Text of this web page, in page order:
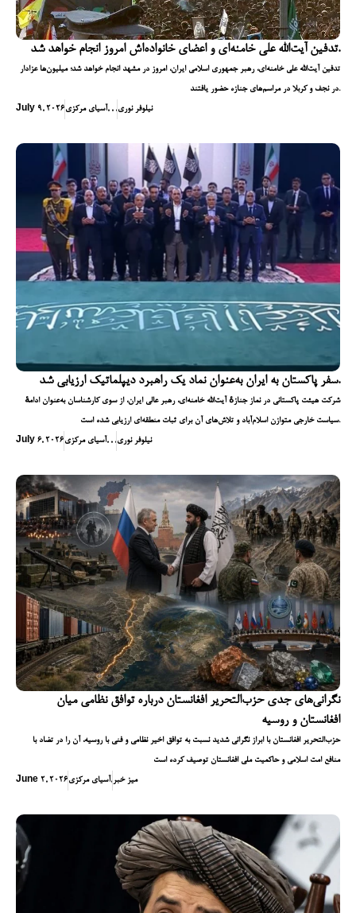
تدفین آیت‌الله علی خامنه‌ای و اعضای خانواده‌اش امروز انجام خواهد شد.
تدفین آیت‌الله علی خامنه‌ای، رهبر جمهوری اسلامی ایران، امروز در مشهد انجام خواهد شد؛ میلیون‌ها عزادار
در نجف و کربلا در مراسم‌های جنازه حضور یافتند.
July 9, 2026آسیای مرکزی, , ,نیلوفر نوری
سفر پاکستان به ایران به‌عنوان نماد یک راهبرد دیپلماتیک ارزیابی شد.
شرکت هیئت پاکستانی در نماز جنازهٔ آیت‌الله خامنه‌ای، رهبر عالی ایران، از سوی کارشناسان به‌عنوان ادامهٔ
سیاست خارجی متوازن اسلام‌آباد و تلاش‌های آن برای ثبات منطقه‌ای ارزیابی شده است.
July 6, 2026آسیای مرکزی, , ,نیلوفر نوری
نگرانی‌های جدی حزب‌التحریر افغانستان درباره توافق نظامی میان
افغانستان و روسیه
حزب‌التحریر افغانستان با ابراز نگرانی شدید نسبت به توافق اخیر نظامی و فنی با روسیه، آن را در تضاد با
منافع امت اسلامی و حاکمیت ملی افغانستان توصیف کرده است
June 2, 2026آسیای مرکزی, میز خبر